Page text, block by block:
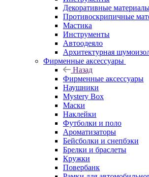
Декоративные
Противоскрипичные
Мастика
Инструменты
Автоодеяло
Архитектурная
Фирменные аксессуары
Назад
Фирменные аксессуары
Наушники
Mystery Box
Маски
Наклейки
Футболки и поло
Ароматизаторы
Бейсболки и снепбэки
Брелки и браслеты
Кружки
Повербанк